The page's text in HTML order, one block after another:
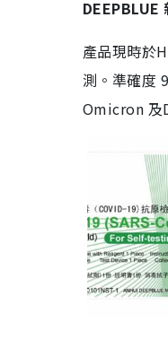
DEEPBLUE
產品現時於
測。準確度
Omicron 及